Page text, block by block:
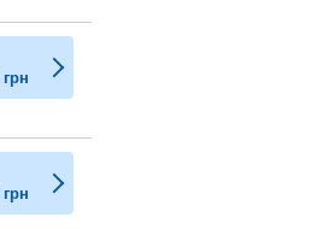
грн
грн